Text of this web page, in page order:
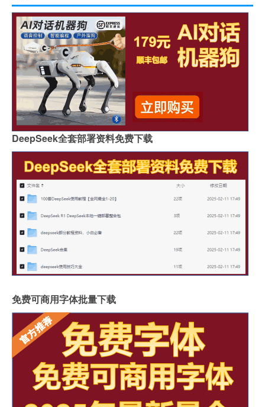
DeepSeek全套部署资料免费下载
免费可商用字体批量下载